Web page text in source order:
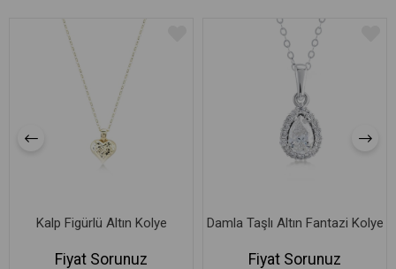
Kalp Figürlü Altın Kolye
Fiyat Sorunuz
Damla Taşlı Altın Fantazi Kolye
Fiyat Sorunuz